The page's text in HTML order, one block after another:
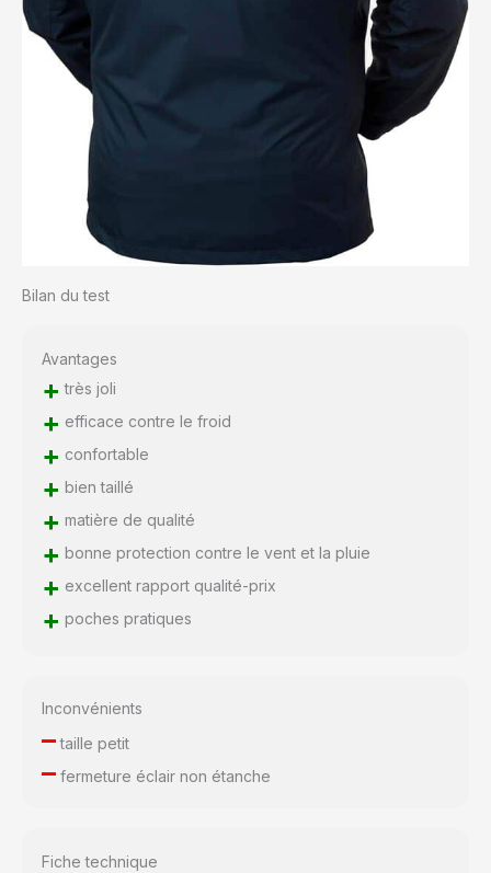
Bilan du test
Avantages
+ très joli
+ efficace contre le froid
+ confortable
+ bien taillé
+ matière de qualité
+ bonne protection contre le vent et la pluie
+ excellent rapport qualité-prix
+ poches pratiques
Inconvénients
–taille petit
–fermeture éclair non étanche
Fiche technique